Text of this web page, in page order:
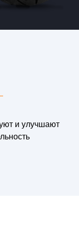
и улучшают